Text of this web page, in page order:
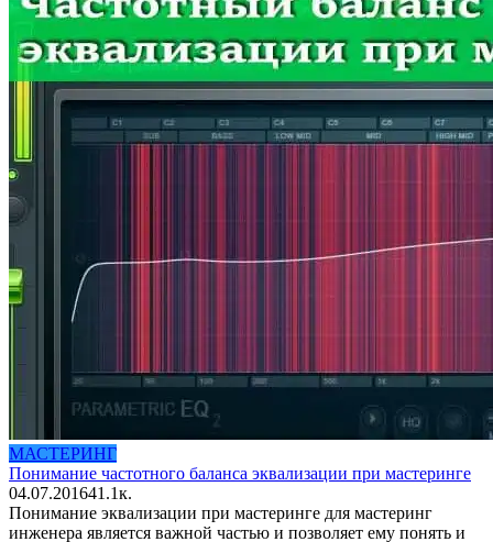
МАСТЕРИНГ
Понимание частотного баланса эквализации при мастеринге
04.07.201641.1к.
Понимание эквализации при мастеринге для мастеринг
инженера является важной частью и позволяет ему понять и